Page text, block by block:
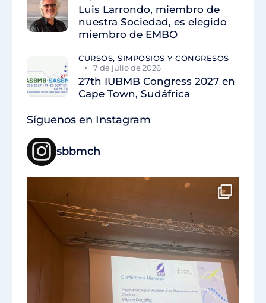
Luis Larrondo, miembro de
nuestra Sociedad, es elegido
miembro de EMBO
CURSOS, SIMPOSIOS Y CONGRESOS
7 de julio de 2026
27th IUBMB Congress 2027 en
Cape Town, Sudáfrica
Síguenos en Instagram
sbbmch